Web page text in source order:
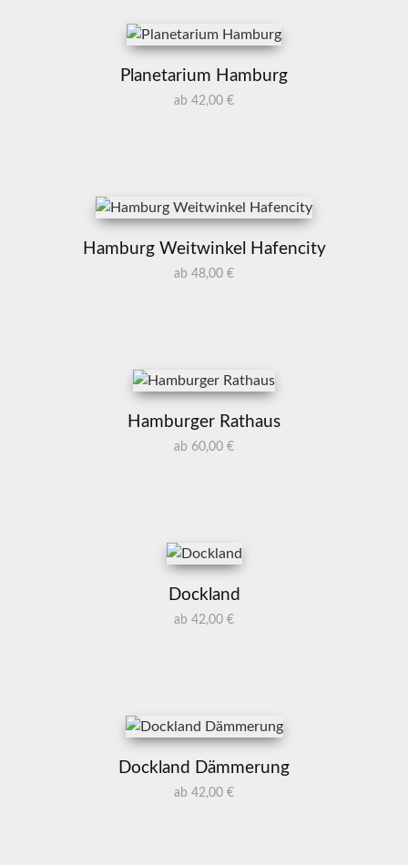
Planetarium Hamburg
ab 42,00 €
Hamburg Weitwinkel Hafencity
ab 48,00 €
Hamburger Rathaus
ab 60,00 €
Dockland
ab 42,00 €
Dockland Dämmerung
ab 42,00 €